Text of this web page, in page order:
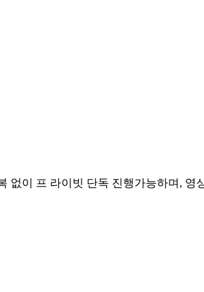
이 프 라이빗 단독 진행가능하며,